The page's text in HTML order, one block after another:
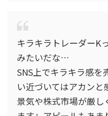
キラキラトレーダーK
みたいだな…
SNS上でキラキラ感を
い近づいてはアカン
景気や株式市場が厳し